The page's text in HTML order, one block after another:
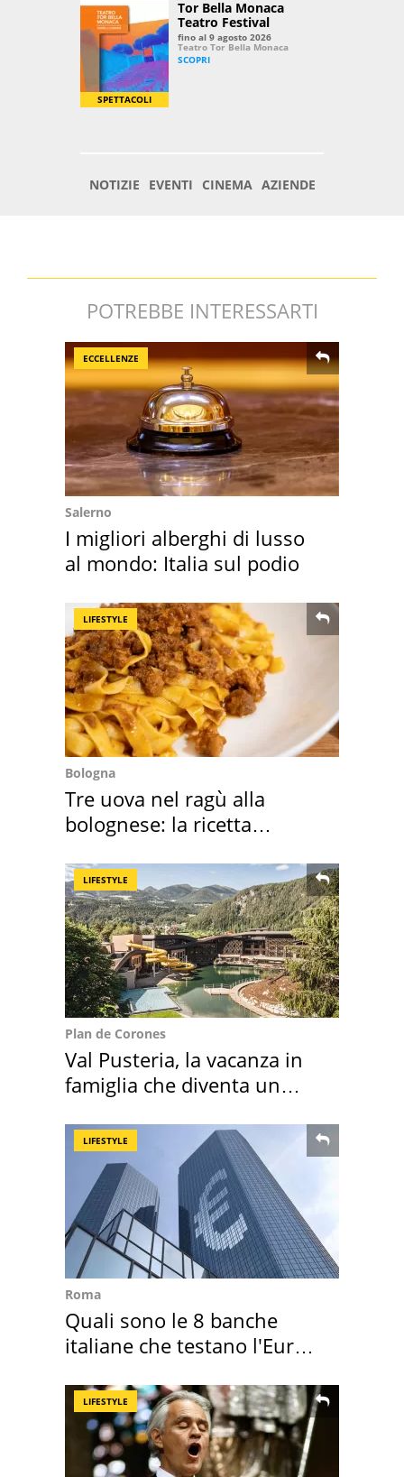
POTREBBE INTERESSARTI
ECCELLENZE
Salerno
I migliori alberghi di lusso
al mondo: Italia sul podio
LIFESTYLE
Bologna
Tre uova nel ragù alla
bolognese: la ricetta
LIFESTYLE
Plan de Corones
Val Pusteria, la vacanza in
famiglia che diventa un
LIFESTYLE
Roma
Quali sono le 8 banche
italiane che testano l'Euro
LIFESTYLE